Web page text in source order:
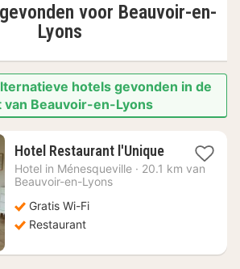
voor Beauvoir-en-
Lyons
hotels gevonden in de
van Beauvoir-en-Lyons
Hotel Restaurant l'Unique1
nacht
Hotel in Ménesqueville · 20.1 km van
Beauvoir-en-Lyons
Gratis Wi-Fi
Restaurant